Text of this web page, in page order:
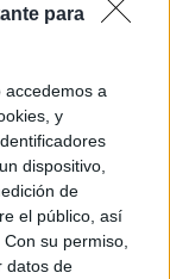
para
accedemos a
y
dispositivo,
de
el público, así
su permiso,
datos de